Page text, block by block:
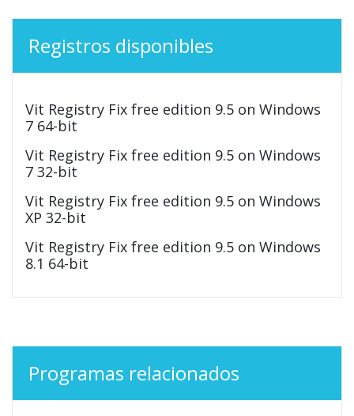
Registros disponibles
Vit Registry Fix free edition 9.5 on Windows
7 64-bit
Vit Registry Fix free edition 9.5 on Windows
7 32-bit
Vit Registry Fix free edition 9.5 on Windows
XP 32-bit
Vit Registry Fix free edition 9.5 on Windows
8.1 64-bit
Programas relacionados